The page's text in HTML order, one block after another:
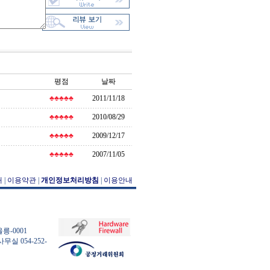
평점
날짜
♣♣♣♣♣
2011/11/18
♣♣♣♣♣ 2010/08/29
♣♣♣♣♣ 2009/12/17
♣♣♣♣♣ 2007/11/05
이용약관 개인정보처리방침 이용안내
-0001
무실 054-252-